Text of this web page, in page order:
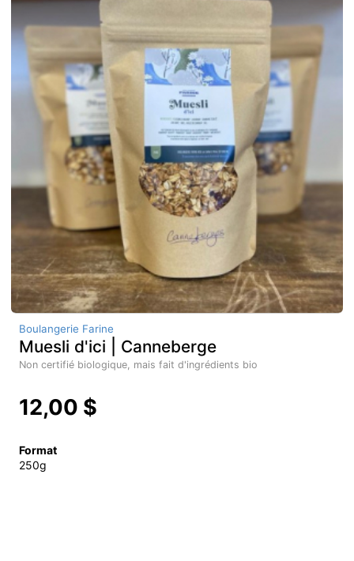
Boulangerie Farine
Muesli d'ici | Canneberge
Non certifié biologique, mais fait d'ingrédients bio
12,00 $
Format
250g